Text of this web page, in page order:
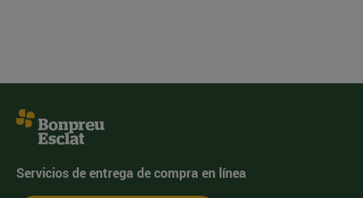
Servicios de entrega de compra en línea